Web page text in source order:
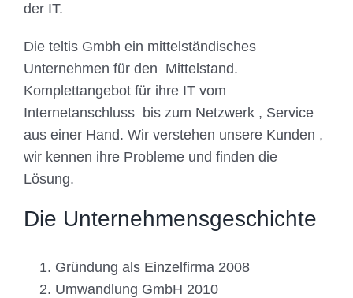
der IT.
Die teltis Gmbh ein mittelständisches
Unternehmen für den Mittelstand.
Komplettangebot für ihre IT vom
Internetanschluss bis zum Netzwerk , Service
aus einer Hand. Wir verstehen unsere Kunden ,
wir kennen ihre Probleme und finden die
Lösung.
Die Unternehmensgeschichte
Gründung als Einzelfirma 2008
Umwandlung GmbH 2010